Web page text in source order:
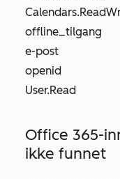
offline_tilgang
e-post
openid
User.Read
Office 365-
ikke funnet